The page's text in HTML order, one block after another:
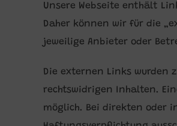
Unsere Webseite enthält
Daher können wir für die
jeweilige Anbieter oder
Die externen Links wurden
rechtswidrigen Inhalten.
möglich. Bei direkten oder